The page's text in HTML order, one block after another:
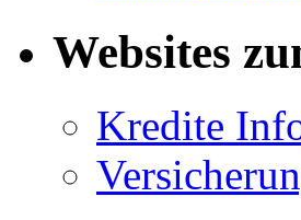
Websites
Kredite